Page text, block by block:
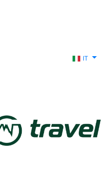
IT